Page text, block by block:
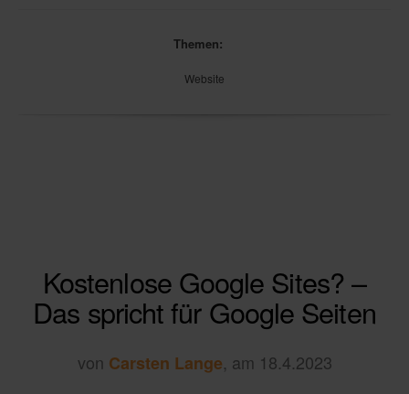
Themen:
Website
Kostenlose Google Sites? –
Das spricht für Google Seiten
von Carsten Lange, am 18.4.2023